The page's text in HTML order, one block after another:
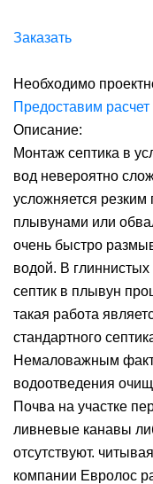
Заказать
Необходимо
Предоставим расчет
Описание:
Монтаж септика в
вод невероятно
усложняется
плывунами или
очень быстро
водой. В глиннистых
септик в плывун
такая работа
стандартного
Немаловажным
водоотведения
Почва на участке
ливневые канавы
отсутствуют.
компании Евролос